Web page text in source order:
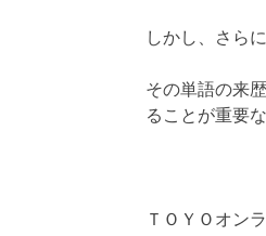
しかし、さら
その単語の来
ることが重要
ＴＯＹＯオン